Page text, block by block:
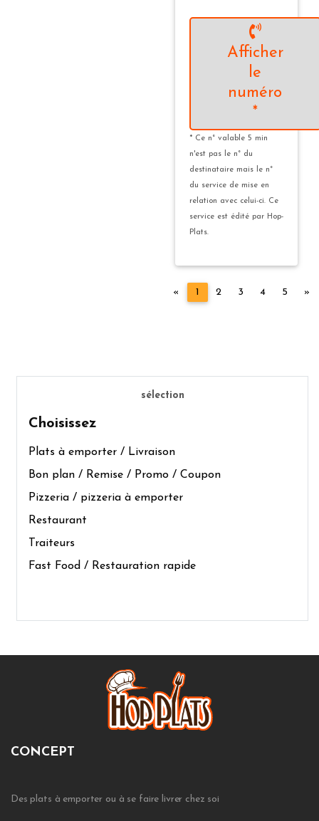
Afficher
le
numéro
*
* Ce n° valable 5 min
n'est pas le n° du
destinataire mais le n°
du service de mise en
relation avec celui-ci. Ce
service est édité par Hop-
Plats.
« Précédent
1 2 3 4 5 »
sélection
Choisissez
Plats à emporter / Livraison
Bon plan / Remise / Promo / Coupon
Pizzeria / pizzeria à emporter
Restaurant
Traiteurs
Fast Food / Restauration rapide
CONCEPT
Des plats à emporter ou à se faire livrer chez soi